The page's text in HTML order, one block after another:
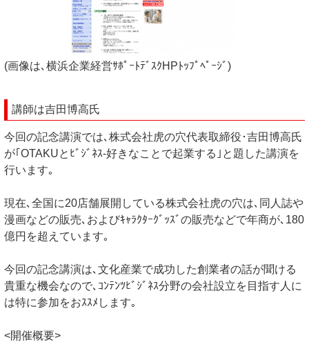
(画像は､横浜企業経営ｻﾎﾟｰﾄﾃﾞｽｸHPﾄｯﾌﾟﾍﾟｰｼﾞ)
講師は吉田博高氏
今回の記念講演では､株式会社虎の穴代表取締役･吉田博高氏
が｢OTAKUとﾋﾞｼﾞﾈｽ-好きなことで起業する｣と題した講演を
行います｡
現在､全国に20店舗展開している株式会社虎の穴は､同人誌や
漫画などの販売､およびｷｬﾗｸﾀｰｸﾞｯｽﾞの販売などで年商が､180
億円を超えています｡
今回の記念講演は､文化産業で成功した創業者の話が聞ける
貴重な機会なので､ｺﾝﾃﾝﾂﾋﾞｼﾞﾈｽ分野の会社設立を目指す人に
は特に参加をおｽｽﾒします｡
<開催概要>